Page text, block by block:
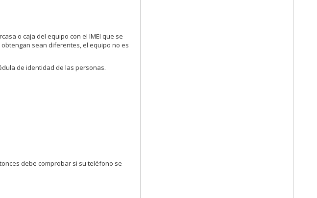
o caja del equipo con el IMEI que se
obtengan sean diferentes, el equipo no es
de identidad de las personas.
debe comprobar si su teléfono se